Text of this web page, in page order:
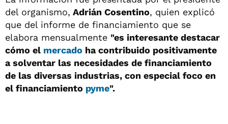
del organismo, Adrián Cosentino, quien explicó
que del informe de financiamiento que se
elabora mensualmente "es interesante destacar
cómo el mercado ha contribuido positivamente
a solventar las necesidades de financiamiento
de las diversas industrias, con especial foco en
el financiamiento pyme".